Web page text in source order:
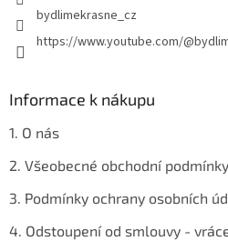
bydlimekrasne_cz
https://www.youtube.com/
Informace k nákupu
1. O nás
2. Všeobecné obchodní podmínky
3. Podmínky ochrany osobních
4. Odstoupení od smlouvy -